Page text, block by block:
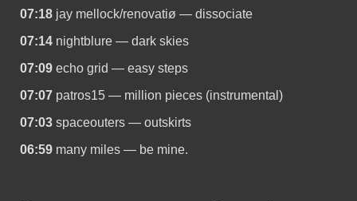
07:18 jay mellock/renovatiø — dissociate
07:14 nightblure — dark skies
07:09 echo grid — easy steps
07:07 patros15 — million pieces (instrumental)
07:03 spaceouters — outskirts
06:59 many miles — be mine.